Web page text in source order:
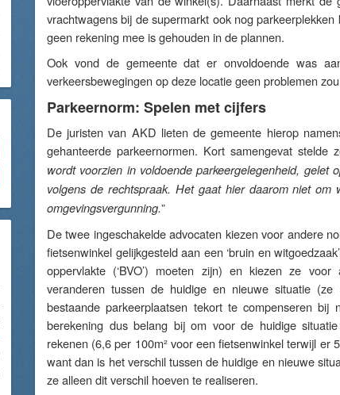
vrachtwagens bij de supermarkt ook nog
geen rekening mee is gehouden in de plannen.
Ook vond de gemeente dat er onvoldoende was
verkeersbewegingen op deze locatie geen problemen
Parkeernorm: Spelen met cijfers
De juristen van AKD lieten de gemeente hierop
gehanteerde parkeernormen. Kort samengevat stelde
wordt voorzien in voldoende parkeergelegenheid, gelet
volgens de rechtspraak. Het gaat hier daarom niet om
omgevingsvergunning.”
De twee ingeschakelde advocaten kiezen voor andere
fietsenwinkel gelijkgesteld aan een ‘bruin en
oppervlakte (‘BVO’) moeten zijn) en kiezen ze
veranderen tussen de huidige en nieuwe situatie
bestaande parkeerplaatsen tekort te compenseren
berekening dus belang bij om voor de huidige
rekenen (6,6 per 100m² voor een fietsenwinkel terwijl er
want dan is het verschil tussen de huidige en nieuwe
ze alleen dit verschil hoeven te realiseren.